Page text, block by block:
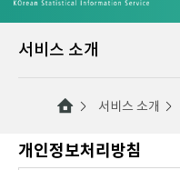
서비스 소개
서비스 소개
개인정보처리방침